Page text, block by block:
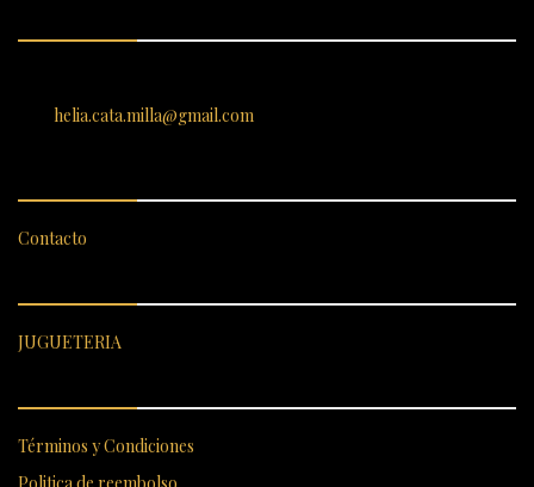
helia.cata.milla@gmail.com
Contacto
JUGUETERIA
Términos y Condiciones